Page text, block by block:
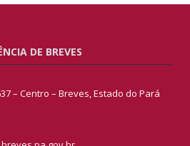
DE BREVES
– Centro – Breves, Estado do Pará